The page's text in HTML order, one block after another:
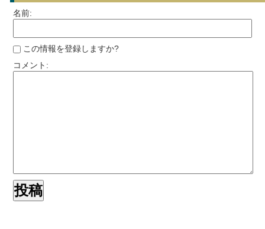
名前:
この情報を登録しますか?
コメント: